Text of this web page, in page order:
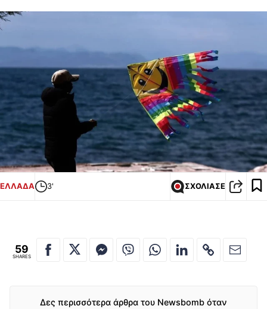
ΕΛΛΑΔΑ 3' ΣΧΟΛΙΑΣΕ
59
SHARES
Δες περισσότερα άρθρα του Newsbomb όταν